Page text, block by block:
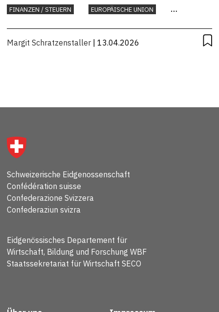
FINANZEN / STEUERN
EUROPÄISCHE UNION
Margit Schratzenstaller | 13.04.2026
Schweizerische Eidgenossenschaft
Confédération suisse
Confederazione Svizzera
Confederaziun svizra
Eidgenössisches Departement für
Wirtschaft, Bildung und Forschung WBF
Staatssekretariat für Wirtschaft SECO